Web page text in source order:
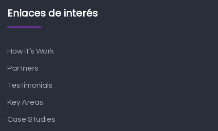
Enlaces de interés
How it’s Work
Partners
Testimonials
Key Areas
Case Studies